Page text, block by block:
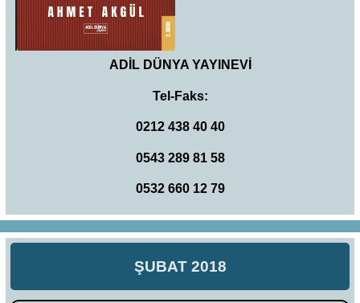
ADİL DÜNYA YAYINEVİ
Tel-Faks:
0212 438 40 40
0543 289 81 58
0532 660 12 79
ŞUBAT 2018